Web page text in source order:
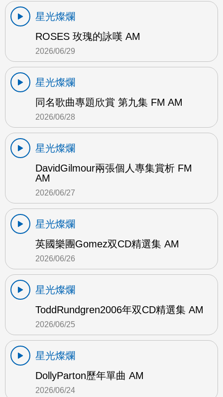
星光燦爛
ROSES 玫瑰的詠嘆 AM
2026/06/29
星光燦爛
同名歌曲專題欣賞 第九集 FM AM
2026/06/28
星光燦爛
DavidGilmour兩張個人專集賞析 FM
AM
2026/06/27
星光燦爛
英國樂團Gomez双CD精選集 AM
2026/06/26
星光燦爛
ToddRundgren2006年双CD精選集 AM
2026/06/25
星光燦爛
DollyParton歷年單曲 AM
2026/06/24